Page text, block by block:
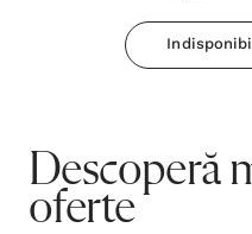
Descoperă
oferte